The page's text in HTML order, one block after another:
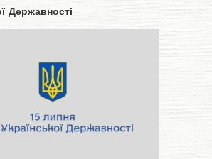
Державності